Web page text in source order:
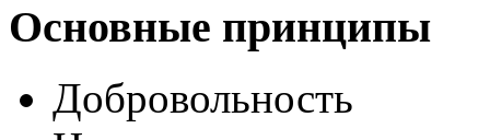
Основные принципы
Добровольность